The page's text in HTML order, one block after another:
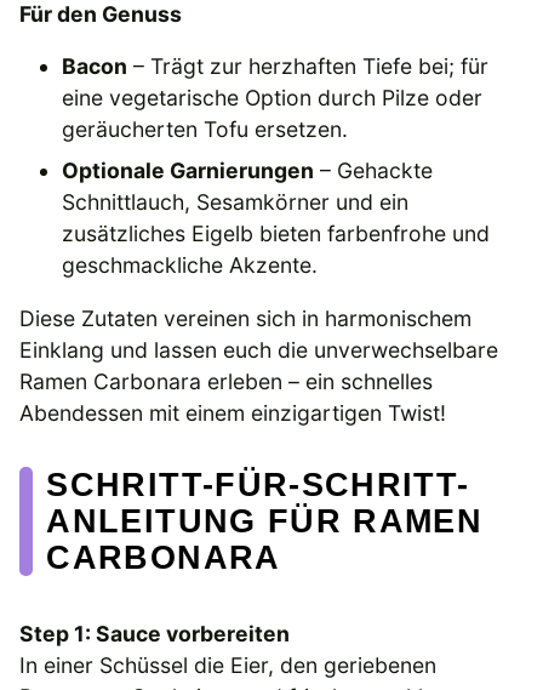
Für den Genuss
Bacon – Trägt zur herzhaften Tiefe bei; für
eine vegetarische Option durch Pilze oder
geräucherten Tofu ersetzen.
Optionale Garnierungen – Gehackte
Schnittlauch, Sesamkörner und ein
zusätzliches Eigelb bieten farbenfrohe und
geschmackliche Akzente.
Diese Zutaten vereinen sich in harmonischem
Einklang und lassen euch die unverwechselbare
Ramen Carbonara erleben – ein schnelles
Abendessen mit einem einzigartigen Twist!
SCHRITT-FÜR-SCHRITT-
ANLEITUNG FÜR RAMEN
CARBONARA
Step 1: Sauce vorbereiten
In einer Schüssel die Eier, den geriebenen